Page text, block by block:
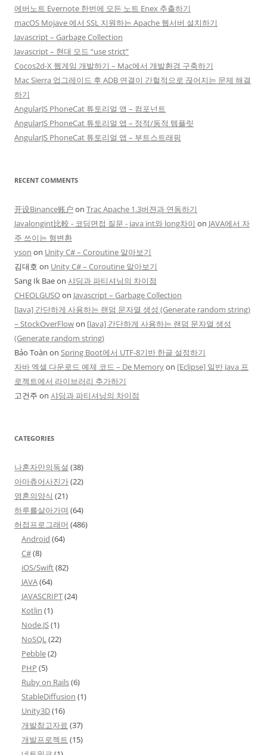
에버노트 Evernote 한번에 모든 노트 Enex 추출하기
macOS Mojave 에서 SSL 지원하는 Apache 웹서버 설치하기
Javascript – Garbage Collection
Javascript – 현대 모드 “use strict”
Cocos2d-X 웹게임 개발하기 – Mac에서 개발환경 구축하기
Mac Sierra 업그레이드 후 ADB 연결이 간헐적으로 끊어지는 문제 해결
하기
AngularJS PhoneCat 튜토리얼 앱 – 컴포넌트
AngularJS PhoneCat 튜토리얼 앱 – 정적/동적 템플릿
AngularJS PhoneCat 튜토리얼 앱 – 부트스트래핑
RECENT COMMENTS
开设Binance账户 on Trac Apache 1.3버젼과 연동하기
Javalongint比較 - 코딩면접 질문 - java int와 long차이 on JAVA에서 자
주 쓰이는 형변환
yson on Unity C# – Coroutine 알아보기
김대호 on Unity C# – Coroutine 알아보기
Sang Ik Baeon 샤딩과 파티셔닝의 차이점
CHEOLGUSOon Javascript – Garbage Collection
[Java] 간단하게 사용하는 랜덤 문자열 생성 (Generate random string)
– StockOverFlowon [Java] 간단하게 사용하는 랜덤 문자열 생성
(Generate random string)
Bảo Toàn on Spring Boot에서 UTF-8기반 한글 설정하기
자바 엑셀 다운로드 예제 코드 – De Memoryon [Eclipse] 일반 Java 프
로젝트에서 라이브러리 추가하기
고건주 on 샤딩과 파티셔닝의 차이점
CATEGORIES
나혼자만의독설 (38)
아마츄어사진가(22)
영혼의양식 (21)
하루를살아가며 (64)
허접프로그래머 (486)
Android (64)
C#(8)
iOS/Swift(82)
JAVA(64)
JAVASCRIPT(24)
Kotlin (1)
Node.JS(1)
NoSQL(22)
Pebble(2)
PHP (5)
Ruby on Rails(6)
StableDiffusion (1)
Unity3D(16)
개발참고자료 (37)
개발프로젝트 (15)